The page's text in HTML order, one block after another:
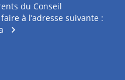
du Conseil
à l’adresse suivante :